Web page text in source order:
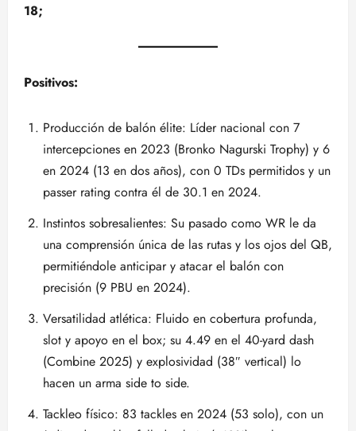
18;
Positivos:
Producción de balón élite: Líder nacional con 7
intercepciones en 2023 (Bronko Nagurski Trophy) y 6
en 2024 (13 en dos años), con 0 TDs permitidos y un
passer rating contra él de 30.1 en 2024.
Instintos sobresalientes: Su pasado como WR le da
una comprensión única de las rutas y los ojos del QB,
permitiéndole anticipar y atacar el balón con
precisión (9 PBU en 2024).
Versatilidad atlética: Fluido en cobertura profunda,
slot y apoyo en el box; su 4.49 en el 40-yard dash
(Combine 2025) y explosividad (38″ vertical) lo
hacen un arma side to side.
Tackleo físico: 83 tackles en 2024 (53 solo), con un